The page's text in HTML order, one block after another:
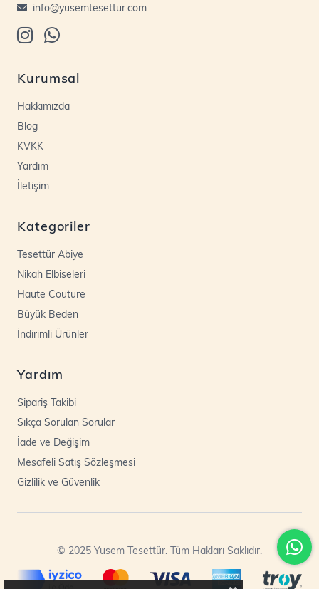
info@yusemtesettur.com
Kurumsal
Hakkımızda
Blog
KVKK
Yardım
İletişim
Kategoriler
Tesettür Abiye
Nikah Elbiseleri
Haute Couture
Büyük Beden
İndirimli Ürünler
Yardım
Sipariş Takibi
Sıkça Sorulan Sorular
İade ve Değişim
Mesafeli Satış Sözleşmesi
Gizlilik ve Güvenlik
© 2025 Yusem Tesettür. Tüm Hakları Saklıdır.